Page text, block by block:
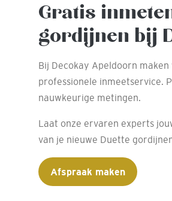
Gratis
gordijnen bij
Bij Decokay Apeldoorn
professionele inmeetservice.
nauwkeurige metingen.
Laat onze ervaren experts
van je nieuwe Duette
Afspraak maken